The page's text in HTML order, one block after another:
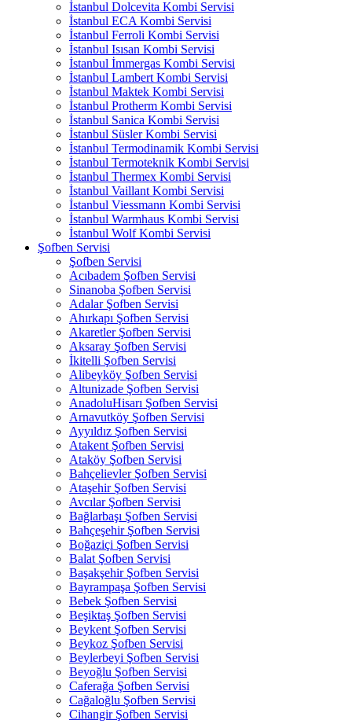
İstanbul Dolcevita Kombi Servisi
İstanbul ECA Kombi Servisi
İstanbul Ferroli Kombi Servisi
İstanbul Isısan Kombi Servisi
İstanbul İmmergas Kombi Servisi
İstanbul Lambert Kombi Servisi
İstanbul Maktek Kombi Servisi
İstanbul Protherm Kombi Servisi
İstanbul Sanica Kombi Servisi
İstanbul Süsler Kombi Servisi
İstanbul Termodinamik Kombi Servisi
İstanbul Termoteknik Kombi Servisi
İstanbul Thermex Kombi Servisi
İstanbul Vaillant Kombi Servisi
İstanbul Viessmann Kombi Servisi
İstanbul Warmhaus Kombi Servisi
İstanbul Wolf Kombi Servisi
Şofben Servisi
Şofben Servisi
Acıbadem Şofben Servisi
Sinanoba Şofben Servisi
Adalar Şofben Servisi
Ahırkapı Şofben Servisi
Akaretler Şofben Servisi
Aksaray Şofben Servisi
İkitelli Şofben Servisi
Alibeyköy Şofben Servisi
Altunizade Şofben Servisi
AnadoluHisarı Şofben Servisi
Arnavutköy Şofben Servisi
Ayyıldız Şofben Servisi
Atakent Şofben Servisi
Ataköy Şofben Servisi
Bahçelievler Şofben Servisi
Ataşehir Şofben Servisi
Avcılar Şofben Servisi
Bağlarbaşı Şofben Servisi
Bahçeşehir Şofben Servisi
Boğaziçi Şofben Servisi
Balat Şofben Servisi
Başakşehir Şofben Servisi
Bayrampaşa Şofben Servisi
Bebek Şofben Servisi
Beşiktaş Şofben Servisi
Beykent Şofben Servisi
Beykoz Şofben Servisi
Beylerbeyi Şofben Servisi
Beyoğlu Şofben Servisi
Caferağa Şofben Servisi
Cağaloğlu Şofben Servisi
Cihangir Şofben Servisi